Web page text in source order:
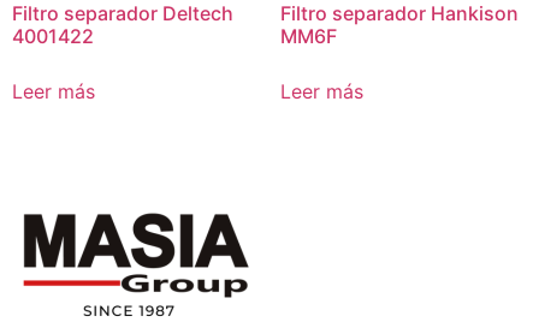
Filtro separador Deltech
4001422
Leer más
Filtro separador Hankison
MM6F
Leer más